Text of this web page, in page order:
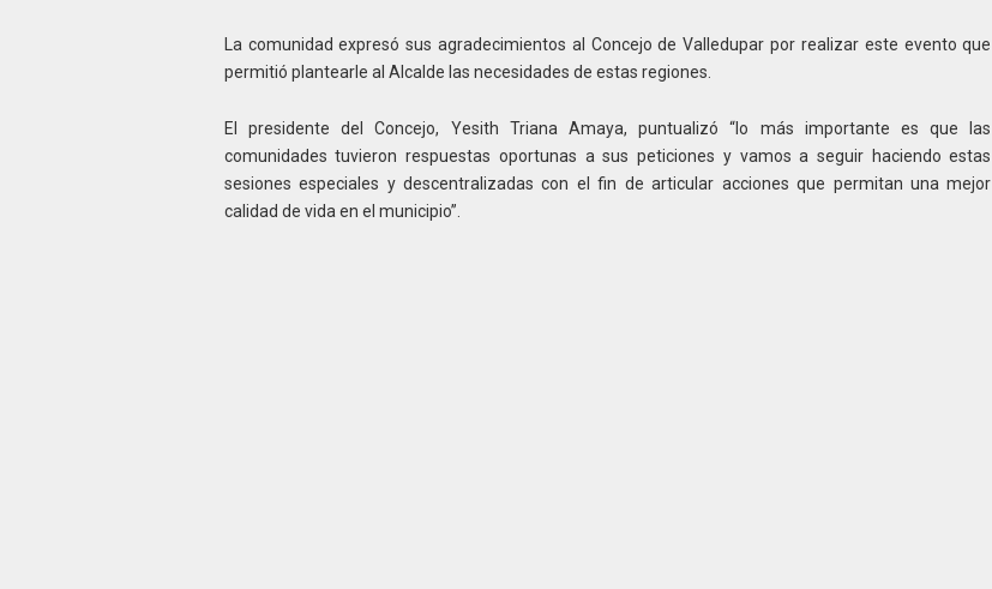
La comunidad expresó sus agradecimientos al Concejo de Valledupar por realizar este evento que
permitió plantearle al Alcalde las necesidades de estas regiones.
El presidente del Concejo, Yesith Triana Amaya, puntualizó “lo más importante es que las
comunidades tuvieron respuestas oportunas a sus peticiones y vamos a seguir haciendo estas
sesiones especiales y descentralizadas con el fin de articular acciones que permitan una mejor
calidad de vida en el municipio”.